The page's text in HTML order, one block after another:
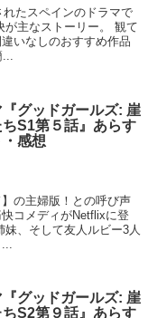
れたスペインのドラマで
主なストーリー。 観て
いなしのおすすめ作品
グッドガールズ: 崖
S1第５話』あらす
感想
の主婦版！との呼び声
コメディがNetflixに登
、そして友人ルビー3人
グッドガールズ: 崖
S2第９話』あらす